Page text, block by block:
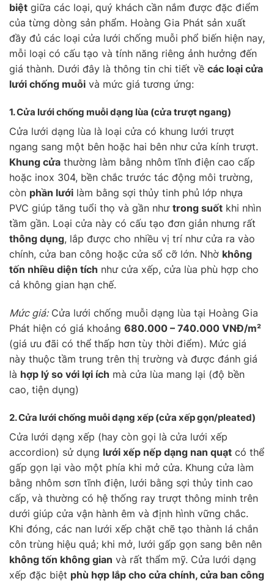
biệt giữa các loại, quý khách cần nắm được đặc điểm
của từng dòng sản phẩm. Hoàng Gia Phát sản xuất
đầy đủ các loại cửa lưới chống muỗi phổ biến hiện nay,
mỗi loại có cấu tạo và tính năng riêng ảnh hưởng đến
giá thành. Dưới đây là thông tin chi tiết về các loại cửa
lưới chống muỗi và mức giá tương ứng:
1. Cửa lưới chống muỗidạng lùa (cửa trượt ngang)
Cửa lưới dạng lùa là loại cửa có khung lưới trượt
ngang sang một bên hoặc hai bên như cửa kính trượt.
Khung cửa thường làm bằng nhôm tĩnh điện cao cấp
hoặc inox 304, bền chắc trước tác động môi trường,
còn phần lưới làm bằng sợi thủy tinh phủ lớp nhựa
PVC giúp tăng tuổi thọ và gần như trong suốt khi nhìn
tầm gần. Loại cửa này có cấu tạo đơn giản nhưng rất
thông dụng, lắp được cho nhiều vị trí như cửa ra vào
chính, cửa ban công hoặc cửa sổ cỡ lớn. Nhờ không
tốn nhiều diện tích như cửa xếp, cửa lùa phù hợp cho
cả không gian hạn chế.
Mức giá:Cửa lưới chống muỗi dạng lùa tại Hoàng Gia
Phát hiện có giá khoảng 680.000 – 740.000 VNĐ/m²
(giá ưu đãi có thể thấp hơn tùy thời điểm). Mức giá
này thuộc tầm trung trên thị trường và được đánh giá
là hợp lý so với lợi ích mà cửa lùa mang lại (độ bền
cao, tiện dụng)
2. Cửa lưới chống muỗidạng xếp (cửa xếp gọn/pleated)
Cửa lưới dạng xếp (hay còn gọi là cửa lưới xếp
accordion) sử dụng lưới xếp nếp dạng nan quạt có thể
gấp gọn lại vào một phía khi mở cửa. Khung cửa làm
bằng nhôm sơn tĩnh điện, lưới bằng sợi thủy tinh cao
cấp, và thường có hệ thống ray trượt thông minh trên
dưới giúp cửa vận hành êm và định hình vững chắc.
Khi đóng, các nan lưới xếp chặt chẽ tạo thành lá chắn
côn trùng hiệu quả; khi mở, lưới gấp gọn sang bên nên
không tốn không gian và rất thẩm mỹ. Cửa lưới dạng
xếp đặc biệt phù hợp lắp cho cửa chính, cửa ban công